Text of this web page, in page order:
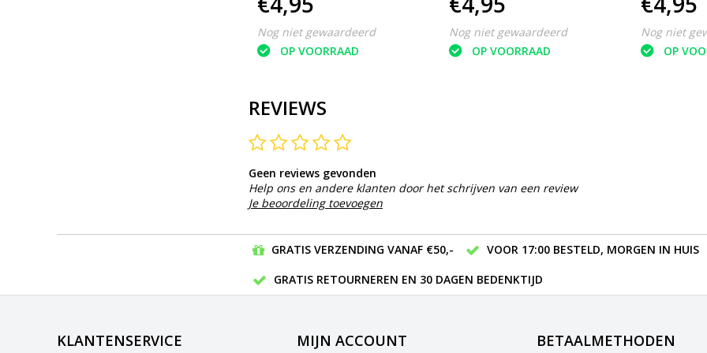
Nog niet gewaardeerd
OP VOORRAAD
Nog niet gewaardeerd
OP VOORRAAD
Nog niet
OP
REVIEWS
Geen reviews gevonden
Help ons en andere klanten door het schrijven van een review
Je beoordeling toevoegen
GRATIS VERZENDING VANAF €50,-
VOOR 17:00 BESTELD, MORGEN IN HUIS
GRATIS RETOURNEREN EN 30 DAGEN BEDENKTIJD
KLANTENSERVICE MIJN ACCOUNT BETAALMETHODEN